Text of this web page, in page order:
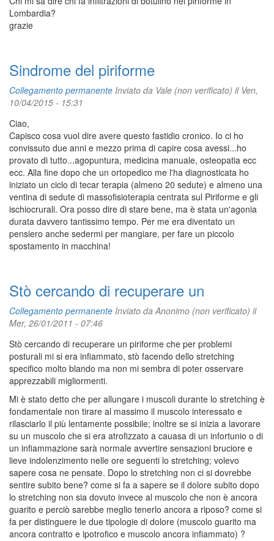
Lombardia?
grazie
Sindrome del piriforme
Collegamento permanente Inviato da Vale (non verificato) il Ven,
10/04/2015 - 15:31
Ciao,
Capisco cosa vuol dire avere questo fastidio cronico. Io ci ho
convissuto due anni e mezzo prima di capire cosa avessi...ho
provato di tutto...agopuntura, medicina manuale, osteopatia ecc
ecc. Alla fine dopo che un ortopedico me l'ha diagnosticata ho
iniziato un ciclo di tecar terapia (almeno 20 sedute) e almeno una
ventina di sedute di massofisioterapia centrata sul Piriforme e gli
ischiocrurali. Ora posso dire di stare bene, ma è stata un'agonia
durata davvero tantissimo tempo. Per me era diventato un
pensiero anche sedermi per mangiare, per fare un piccolo
spostamento in macchina!
Stò cercando di recuperare un
Collegamento permanente Inviato daAnonimo (non verificato) il
Mer, 26/01/2011 - 07:46
Stò cercando di recuperare un piriforme che per problemi
posturali mi si era infiammato, stò facendo dello stretching
specifico molto blando ma non mi sembra di poter osservare
apprezzabili migliormenti.
Mi è stato detto che per allungare i muscoli durante lo stretching è
fondamentale non tirare al massimo il muscolo interessato e
rilasciarlo il più lentamente possibile; inoltre se si inizia a lavorare
su un muscolo che si era atrofizzato a cauasa di un infortunio o di
un infiammazione sarà normale avvertire sensazioni bruciore e
lieve indolenzimento nelle ore seguenti lo stretching; volevo
sapere cosa ne pensate. Dopo lo stretching non ci si dovrebbe
sentire subito bene? come si fa a sapere se il dolore subito dopo
lo stretching non sia dovuto invece al muscolo che non è ancora
guarito e perciò sarebbe meglio tenerlo ancora a riposo? come si
fa per distinguere le due tipologie di dolore (muscolo guarito ma
ancora contratto e ipotrofico e muscolo ancora infiammato) ?